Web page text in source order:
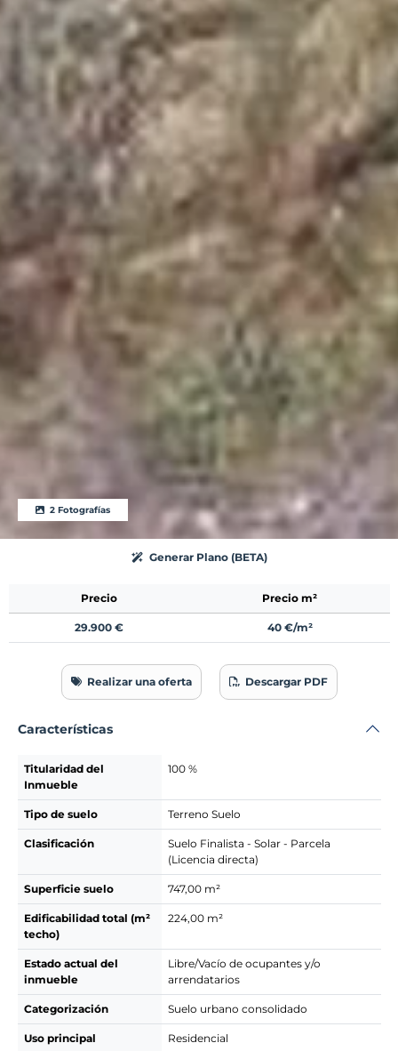
2 Fotografías
Generar Plano (BETA)
Precio Precio m²
29.900 € 40 €/m²
Realizar una oferta Descargar PDF
Características
Titularidad del
Inmueble
100 %
Tipo de suelo Terreno Suelo
Clasificación
Suelo Finalista - Solar - Parcela
(Licencia directa)
Superficie suelo 747,00 m²
Edificabilidad total (m²
techo)
224,00 m²
Estado actual del
inmueble
Libre/Vacío de ocupantes y/o
arrendatarios
Categorización Suelo urbano consolidado
Uso principal Residencial